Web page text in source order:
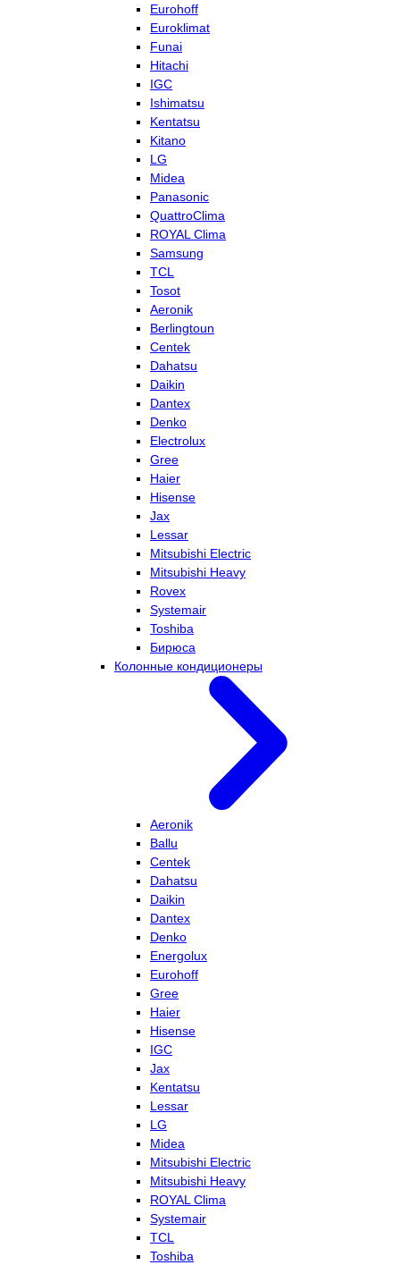
Eurohoff
Euroklimat
Funai
Hitachi
IGC
Ishimatsu
Kentatsu
Kitano
LG
Midea
Panasonic
QuattroClima
ROYAL Clima
Samsung
TCL
Tosot
Aeronik
Berlingtoun
Centek
Dahatsu
Daikin
Dantex
Denko
Electrolux
Gree
Haier
Hisense
Jax
Lessar
Mitsubishi Electric
Mitsubishi Heavy
Rovex
Systemair
Toshiba
Бирюса
Колонные кондиционеры
Aeronik
Ballu
Centek
Dahatsu
Daikin
Dantex
Denko
Energolux
Eurohoff
Gree
Haier
Hisense
IGC
Jax
Kentatsu
Lessar
LG
Midea
Mitsubishi Electric
Mitsubishi Heavy
ROYAL Clima
Systemair
TCL
Toshiba